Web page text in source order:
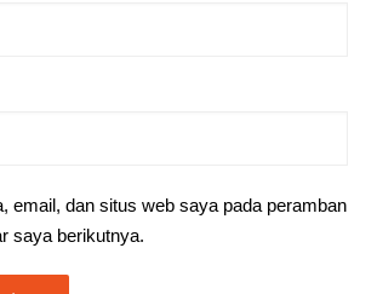
email, dan situs web saya pada peramban
saya berikutnya.